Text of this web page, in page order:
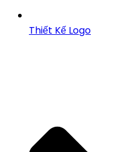
Thiết Kế Logo